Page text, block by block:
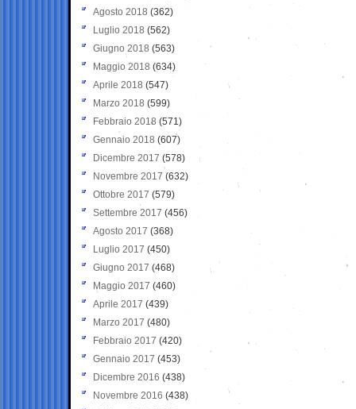
Agosto 2018 (362)
Luglio 2018 (562)
Giugno 2018 (563)
Maggio 2018 (634)
Aprile 2018 (547)
Marzo 2018 (599)
Febbraio 2018 (571)
Gennaio 2018 (607)
Dicembre 2017 (578)
Novembre 2017 (632)
Ottobre 2017 (579)
Settembre 2017 (456)
Agosto 2017 (368)
Luglio 2017 (450)
Giugno 2017 (468)
Maggio 2017 (460)
Aprile 2017 (439)
Marzo 2017 (480)
Febbraio 2017 (420)
Gennaio 2017 (453)
Dicembre 2016 (438)
Novembre 2016 (438)